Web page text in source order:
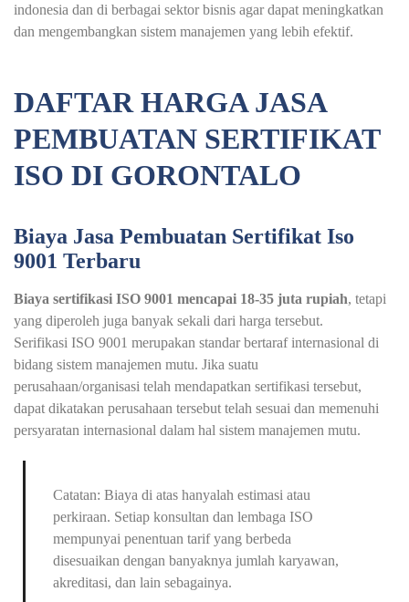
indonesia dan di berbagai sektor bisnis agar dapat meningkatkan
dan mengembangkan sistem manajemen yang lebih efektif.
DAFTAR HARGA JASA
PEMBUATAN SERTIFIKAT
ISO DI GORONTALO
Biaya Jasa Pembuatan Sertifikat Iso
9001 Terbaru
Biaya sertifikasi ISO 9001 mencapai 18-35 juta rupiah, tetapi
yang diperoleh juga banyak sekali dari harga tersebut.
Serifikasi ISO 9001 merupakan standar bertaraf internasional di
bidang sistem manajemen mutu. Jika suatu
perusahaan/organisasi telah mendapatkan sertifikasi tersebut,
dapat dikatakan perusahaan tersebut telah sesuai dan memenuhi
persyaratan internasional dalam hal sistem manajemen mutu.
Catatan: Biaya di atas hanyalah estimasi atau
perkiraan. Setiap konsultan dan lembaga ISO
mempunyai penentuan tarif yang berbeda
disesuaikan dengan banyaknya jumlah karyawan,
akreditasi, dan lain sebagainya.